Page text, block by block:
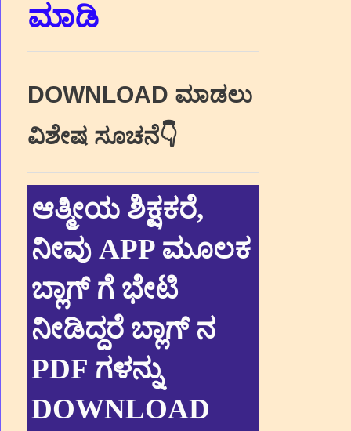
ಮಾಡಿ
DOWNLOAD ಮಾಡಲು
ವಿಶೇಷ ಸೂಚನೆ👇
ಆತ್ಮೀಯ ಶಿಕ್ಷಕರೆ,
ನೀವು APP ಮೂಲಕ
ಬ್ಲಾಗ್ ಗೆ ಭೇಟಿ
ನೀಡಿದ್ದರೆ ಬ್ಲಾಗ್ ನ
PDF ಗಳನ್ನು
DOWNLOAD